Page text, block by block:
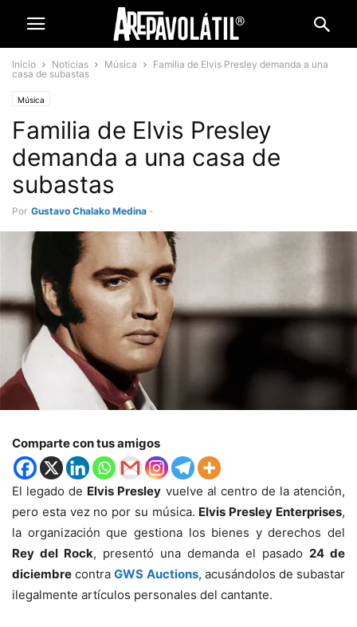
Inicio Noticias Música
Familia de Elvis Presley demanda a una
casa de subastas
Música
Familia de Elvis Presley
demanda a una casa de
subastas
Por Gustavo Chalako Medina -
Comparte con tus amigos
El legado de Elvis Presley vuelve al centro de la atención,
pero esta vez no por su música. Elvis Presley Enterprises,
la organización que gestiona los bienes y derechos del
Rey del Rock, presentó una demanda el pasado 24 de
diciembre contraGWS Auctions, acusándolos de subastar
ilegalmente artículos personales del cantante.